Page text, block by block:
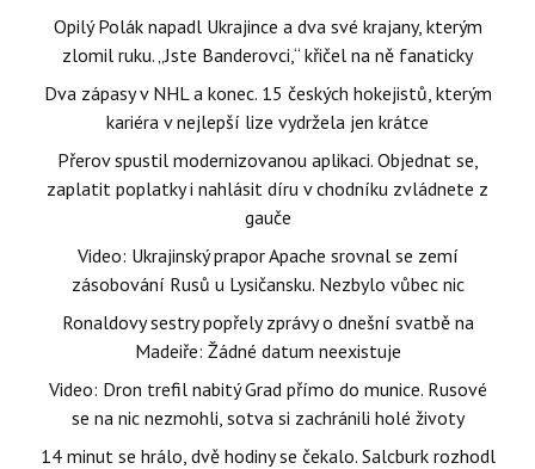
Opilý Polák napadl Ukrajince a dva své krajany, kterým
zlomil ruku. „Jste Banderovci,“ křičel na ně fanaticky
Dva zápasy v NHL a konec. 15 českých hokejistů, kterým
kariéra v nejlepší lize vydržela jen krátce
Přerov spustil modernizovanou aplikaci. Objednat se,
zaplatit poplatky i nahlásit díru v chodníku zvládnete z
gauče
Video: Ukrajinský prapor Apache srovnal se zemí
zásobování Rusů u Lysičansku. Nezbylo vůbec nic
Ronaldovy sestry popřely zprávy o dnešní svatbě na
Madeiře: Žádné datum neexistuje
Video: Dron trefil nabitý Grad přímo do munice. Rusové
se na nic nezmohli, sotva si zachránili holé životy
14 minut se hrálo, dvě hodiny se čekalo. Salcburk rozhodl